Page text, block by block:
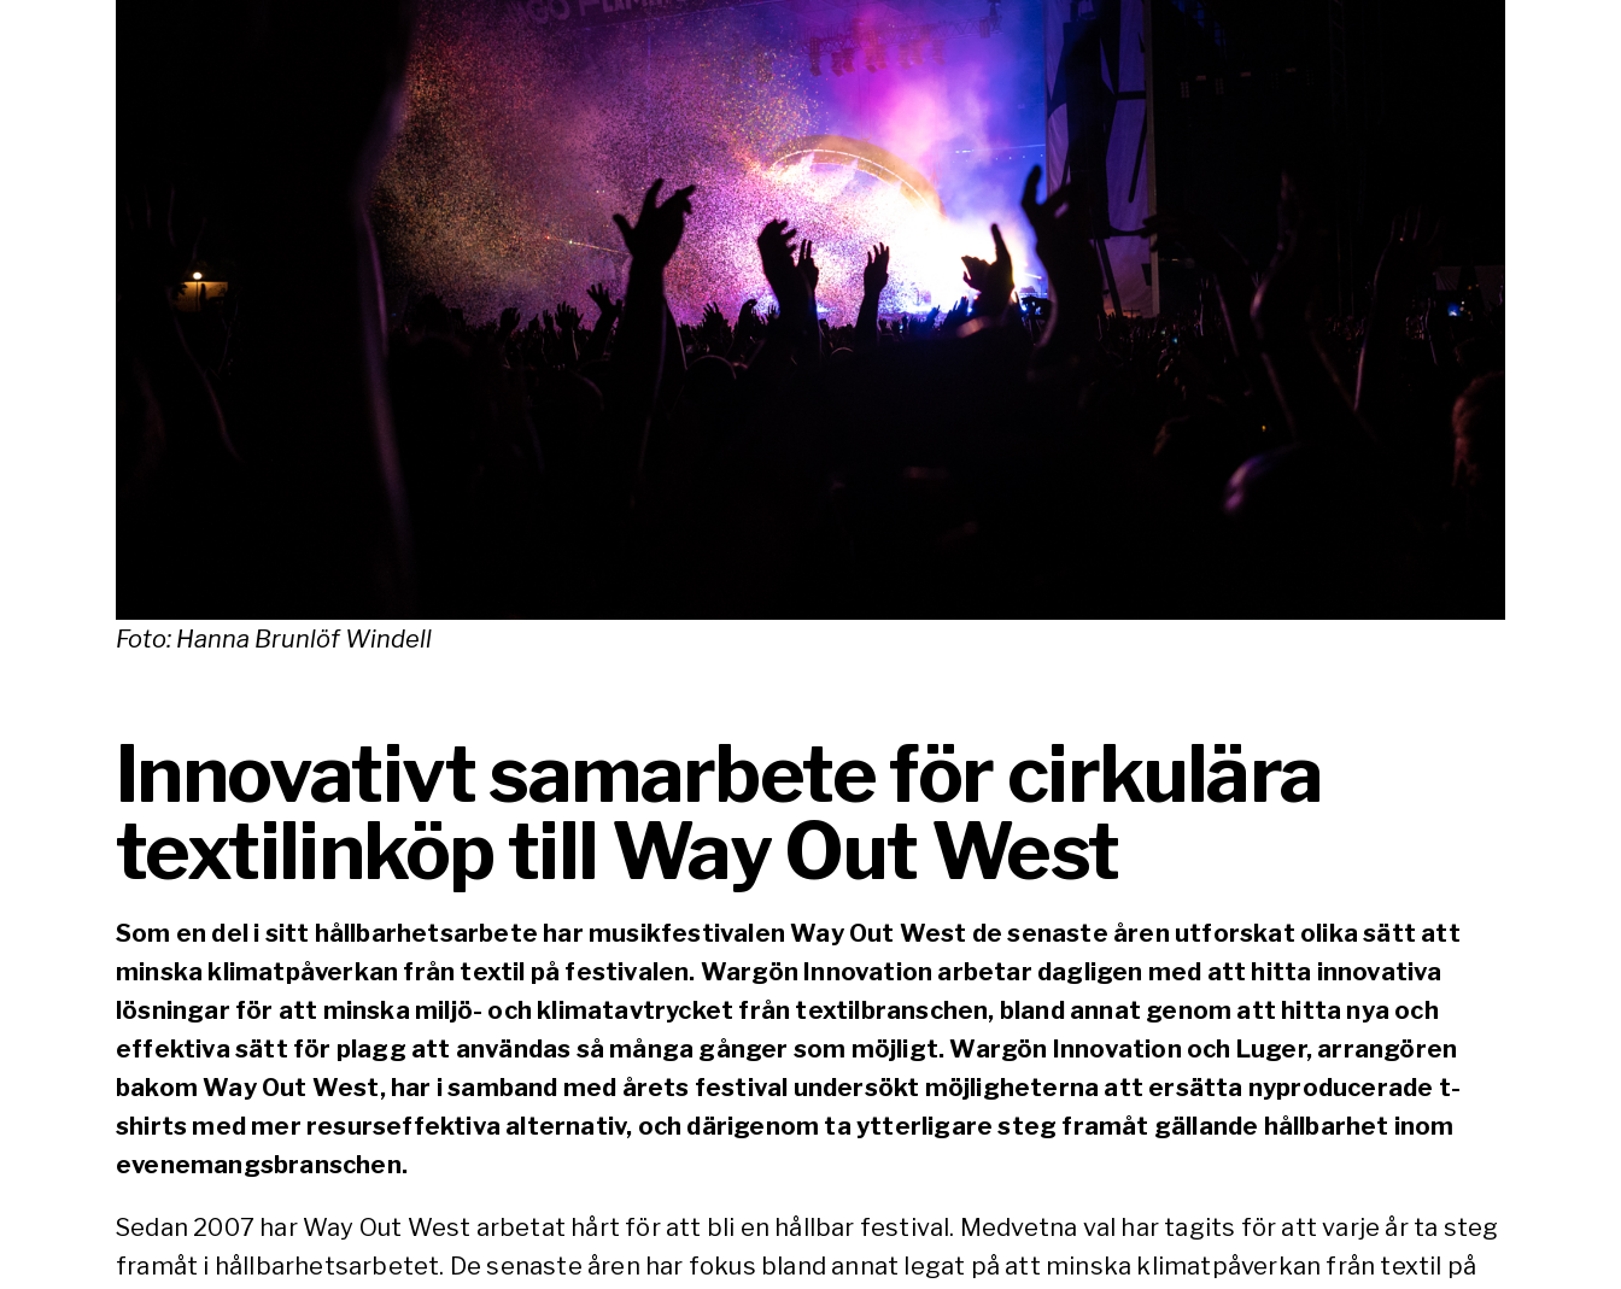
Foto: Hanna Brunlöf Windell
Innovativt samarbete för cirkulära
textilinköp till Way Out West
Som en del i sitt hållbarhetsarbete har musikfestivalen Way Out West de senaste åren utforskat olika sätt att
minska klimatpåverkan från textil på festivalen. Wargön Innovation arbetar dagligen med att hitta innovativa
lösningar för att minska miljö- och klimatavtrycket från textilbranschen, bland annat genom att hitta nya och
effektiva sätt för plagg att användas så många gånger som möjligt. Wargön Innovation och Luger, arrangören
bakom Way Out West, har i samband med årets festival undersökt möjligheterna att ersätta nyproducerade t-
shirts med mer resurseffektiva alternativ, och därigenom ta ytterligare steg framåt gällande hållbarhet inom
evenemangsbranschen.
Sedan 2007 har Way Out West arbetat hårt för att bli en hållbar festival. Medvetna val har tagits för att varje år ta steg
framåt i hållbarhetsarbetet. De senaste åren har fokus bland annat legat på att minska klimatpåverkan från textil på